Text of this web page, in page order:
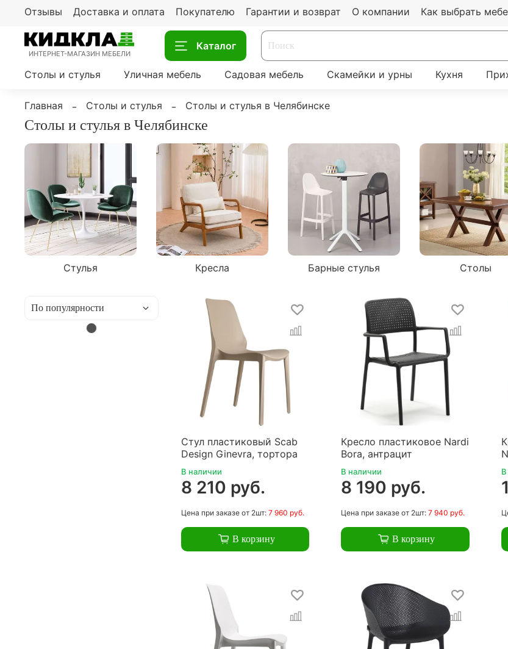
Отзывы Доставка и оплата Покупателю Гарантии и возврат О компании Как выбрать
ИНТЕРНЕТ-МАГАЗИН МЕБЕЛИ
Каталог
Столы и стулья Уличная мебель Садовая мебель Скамейки и урны Кухня
Главная Столы и стулья Столы и стулья в Челябинске
Столы и стулья в Челябинске
Стулья Кресла Барные стулья Столы
Стул пластиковый Scab
Design Ginevra, тортора
В наличии
8 210 руб.
Цена при заказе от 2шт:7 960 руб.
В корзину
Кресло пластиковое Nardi
Bora, антрацит
В наличии
8 190 руб.
Цена при заказе от 2шт:7 940 руб.
В корзину